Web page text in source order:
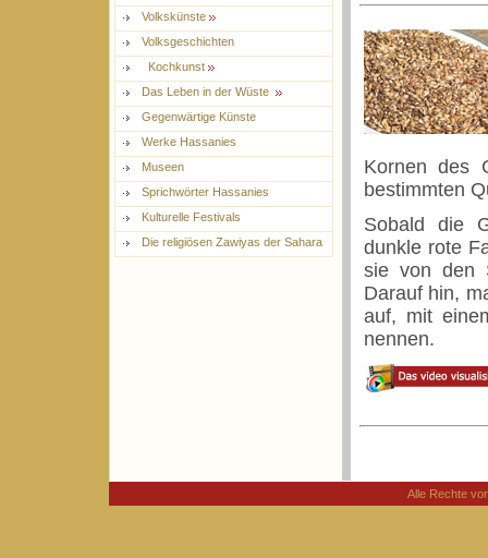
Volkskünste
Volksgeschichten
Kochkunst
Das Leben in der Wüste
Gegenwärtige Künste
Werke Hassanies
Museen
Sprichwörter Hassanies
Kulturelle Festivals
Die religiösen Zawiyas der Sahara
Kornen des
bestimmten
Sobald die
dunkle rote
sie von den
Darauf hin,
auf, mit
nennen.
Alle Rechte